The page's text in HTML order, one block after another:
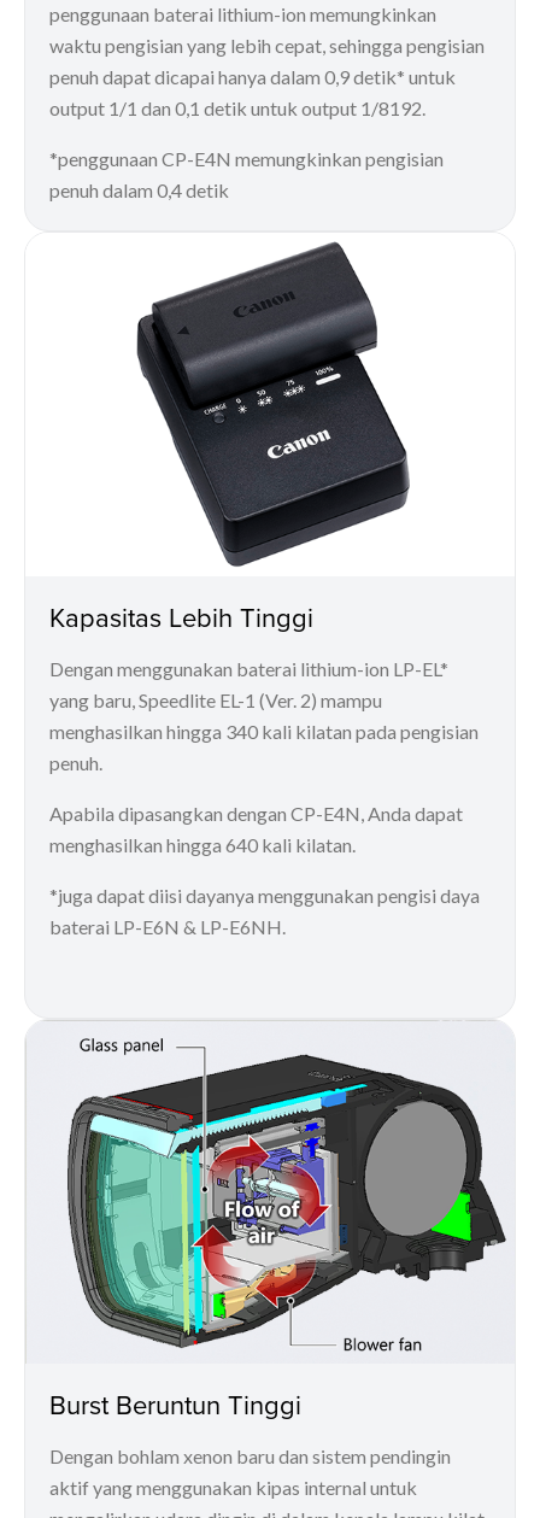
penggunaan baterai lithium-ion memungkinkan
waktu pengisian yang lebih cepat, sehingga pengisian
penuh dapat dicapai hanya dalam 0,9 detik* untuk
output 1/1 dan 0,1 detik untuk output 1/8192.
*penggunaan CP-E4N memungkinkan pengisian
penuh dalam 0,4 detik
Kapasitas Lebih Tinggi
Dengan menggunakan baterai lithium-ion LP-EL*
yang baru, Speedlite EL-1 (Ver. 2) mampu
menghasilkan hingga 340 kali kilatan pada pengisian
penuh.
Apabila dipasangkan dengan CP-E4N, Anda dapat
menghasilkan hingga 640 kali kilatan.
*juga dapat diisi dayanya menggunakan pengisi daya
baterai LP-E6N & LP-E6NH.
Burst Beruntun Tinggi
Dengan bohlam xenon baru dan sistem pendingin
aktif yang menggunakan kipas internal untuk